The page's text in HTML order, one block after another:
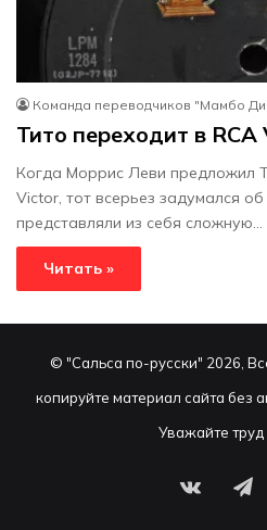
Команда переводчиков "Мамбо
Тито переходит в
Когда Моррис Леви предложил
Victor, тот всерьез задумался
представляли из себя сложную…
Читать »
© "Сальса по-русски" 2026,
копируйте материал сайта без
Уважайте труд
vk.com